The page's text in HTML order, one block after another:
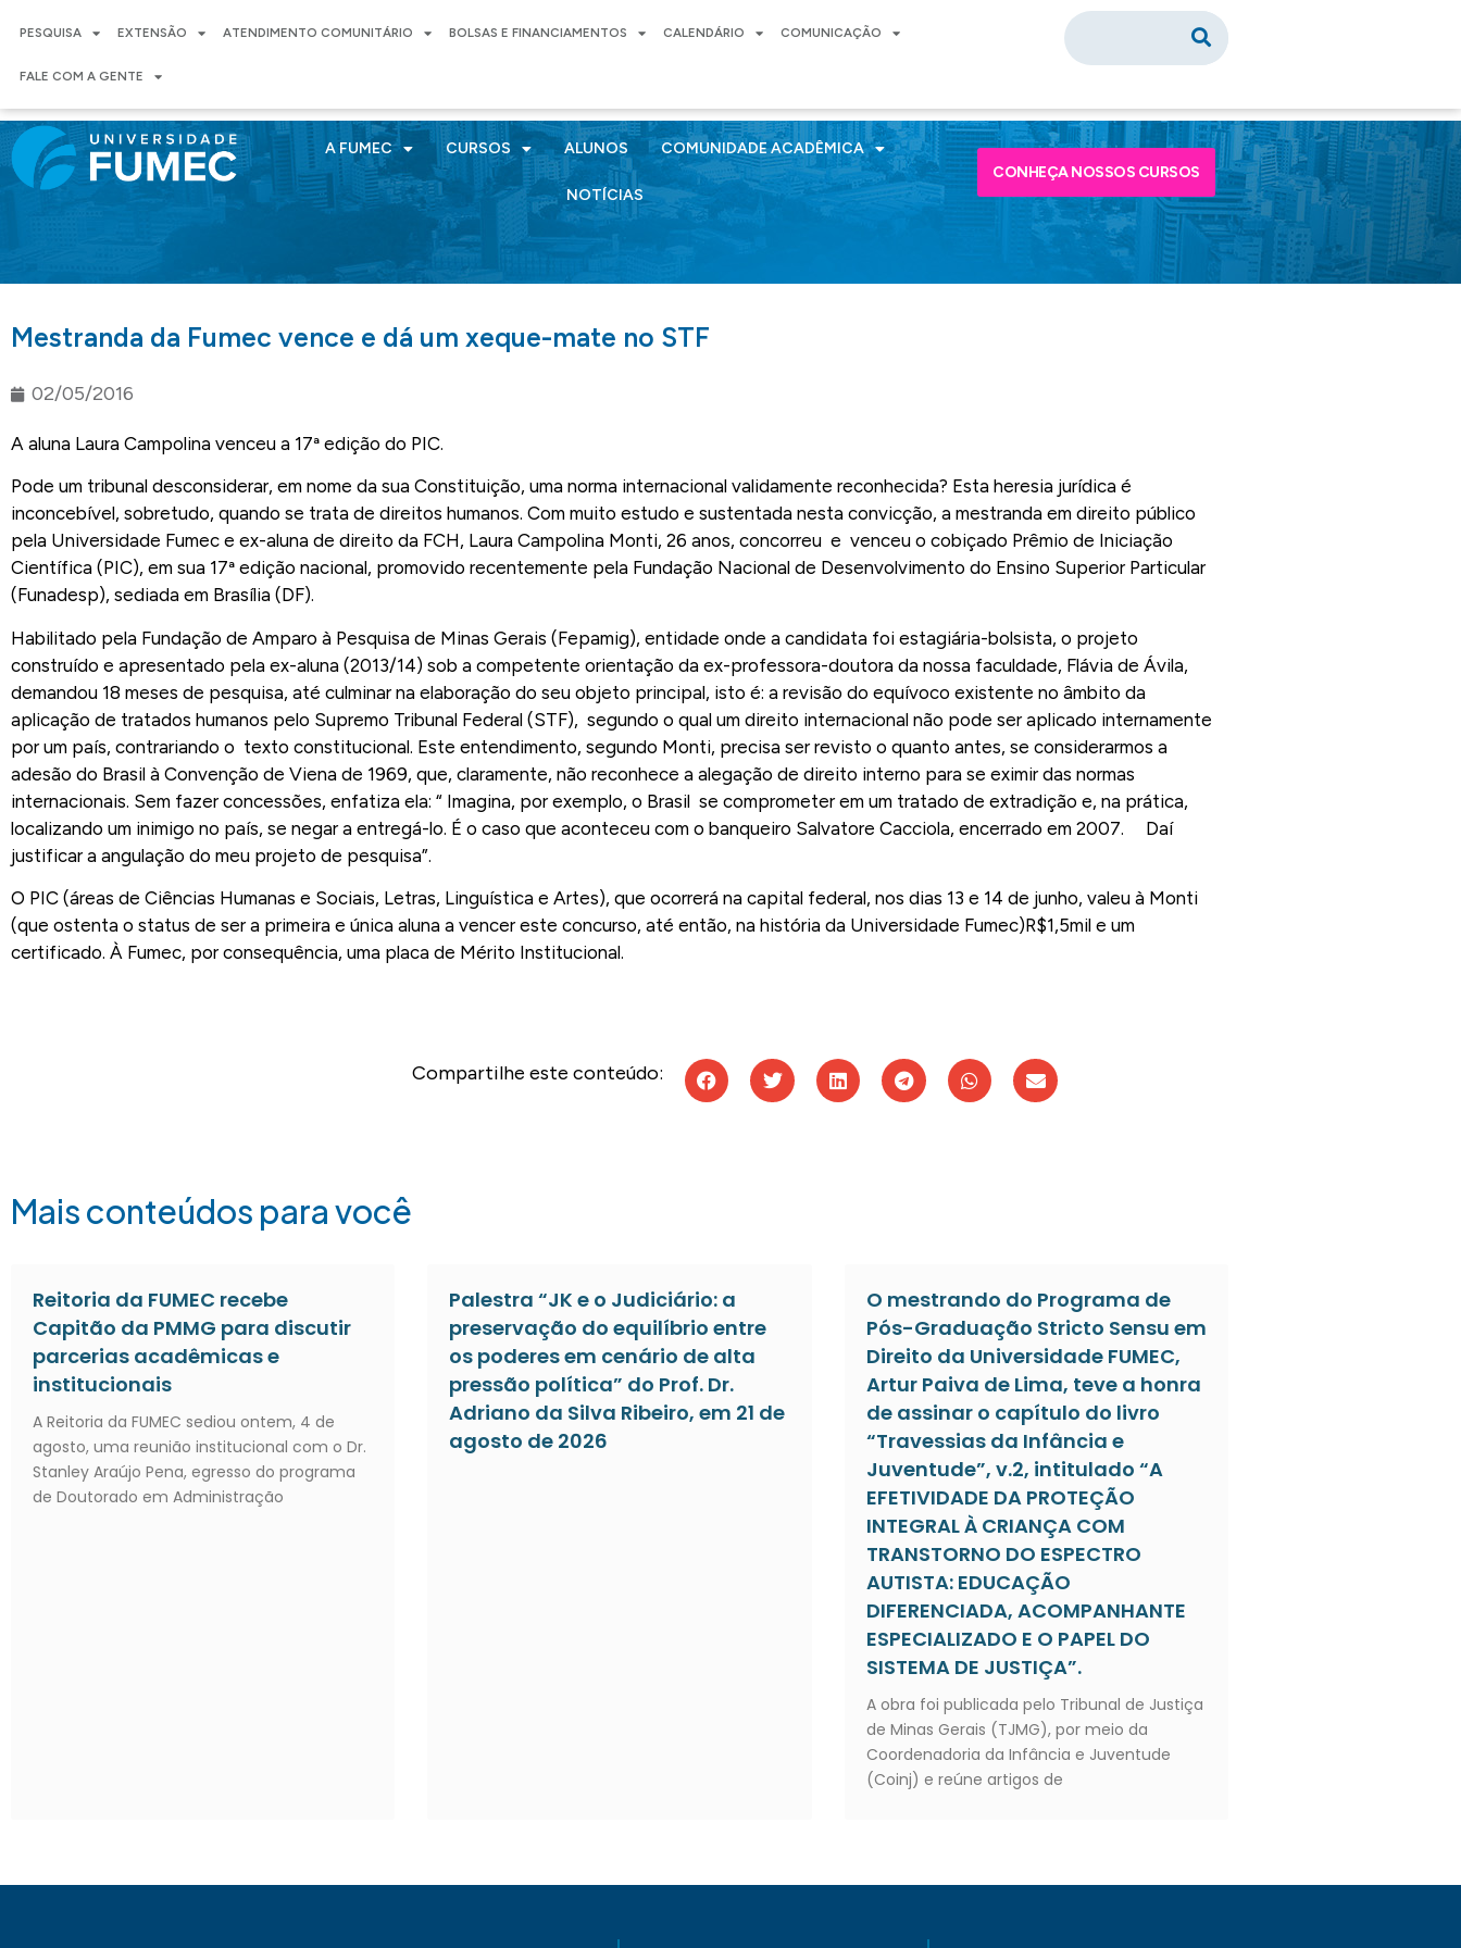
PESQUISA EXTENSÃO ATENDIMENTO COMUNITÁRIO BOLSAS E FINANCIAMENTOS CALENDÁRIO COMUNICAÇÃO
FALE COM A GENTE
A FUMEC CURSOS ALUNOS COMUNIDADE ACADÊMICA
NOTÍCIAS
CONHEÇA NOSSOS CURSOS
Mestranda da Fumec vence e dá um xeque-mate no STF
02/05/2016
A aluna Laura Campolina venceu a 17ª edição do PIC.
Pode um tribunal desconsiderar, em nome da sua Constituição, uma norma internacional validamente reconhecida? Esta heresia jurídica é
inconcebível, sobretudo, quando se trata de direitos humanos. Com muito estudo e sustentada nesta convicção, a mestranda em direito público
pela Universidade Fumec e ex-aluna de direito da FCH, Laura Campolina Monti, 26 anos, concorreu e venceu o cobiçado Prêmio de Iniciação
Científica (PIC), em sua 17ª edição nacional, promovido recentemente pela Fundação Nacional de Desenvolvimento do Ensino Superior Particular
(Funadesp), sediada em Brasília (DF).
Habilitado pela Fundação de Amparo à Pesquisa de Minas Gerais (Fepamig), entidade onde a candidata foi estagiária-bolsista, o projeto
construído e apresentado pela ex-aluna (2013/14) sob a competente orientação da ex-professora-doutora da nossa faculdade, Flávia de Ávila,
demandou 18 meses de pesquisa, até culminar na elaboração do seu objeto principal, isto é: a revisão do equívoco existente no âmbito da
aplicação de tratados humanos pelo Supremo Tribunal Federal (STF), segundo o qual um direito internacional não pode ser aplicado internamente
por um país, contrariando o texto constitucional. Este entendimento, segundo Monti, precisa ser revisto o quanto antes, se considerarmos a
adesão do Brasil à Convenção de Viena de 1969, que, claramente, não reconhece a alegação de direito interno para se eximir das normas
internacionais. Sem fazer concessões, enfatiza ela: “ Imagina, por exemplo, o Brasil se comprometer em um tratado de extradição e, na prática,
localizando um inimigo no país, se negar a entregá-lo. É o caso que aconteceu com o banqueiro Salvatore Cacciola, encerrado em 2007. Daí
justificar a angulação do meu projeto de pesquisa”.
O PIC (áreas de Ciências Humanas e Sociais, Letras, Linguística e Artes), que ocorrerá na capital federal, nos dias 13 e 14 de junho, valeu à Monti
(que ostenta o status de ser a primeira e única aluna a vencer este concurso, até então, na história da Universidade Fumec)R$1,5mil e um
certificado. À Fumec, por consequência, uma placa de Mérito Institucional.
Compartilhe este conteúdo:
Mais conteúdos para você
Reitoria da FUMEC recebe
Capitão da PMMG para discutir
parcerias acadêmicas e
institucionais
A Reitoria da FUMEC sediou ontem, 4 de
agosto, uma reunião institucional com o Dr.
Stanley Araújo Pena, egresso do programa
de Doutorado em Administração
Palestra “JK e o Judiciário: a
preservação do equilíbrio entre
os poderes em cenário de alta
pressão política” do Prof. Dr.
Adriano da Silva Ribeiro, em 21 de
agosto de 2026
O mestrando do Programa de
Pós-Graduação Stricto Sensu em
Direito da Universidade FUMEC,
Artur Paiva de Lima, teve a honra
de assinar o capítulo do livro
“Travessias da Infância e
Juventude”, v.2, intitulado “A
EFETIVIDADE DA PROTEÇÃO
INTEGRAL À CRIANÇA COM
TRANSTORNO DO ESPECTRO
AUTISTA: EDUCAÇÃO
DIFERENCIADA, ACOMPANHANTE
ESPECIALIZADO E O PAPEL DO
SISTEMA DE JUSTIÇA”.
A obra foi publicada pelo Tribunal de Justiça
de Minas Gerais (TJMG), por meio da
Coordenadoria da Infância e Juventude
(Coinj) e reúne artigos de